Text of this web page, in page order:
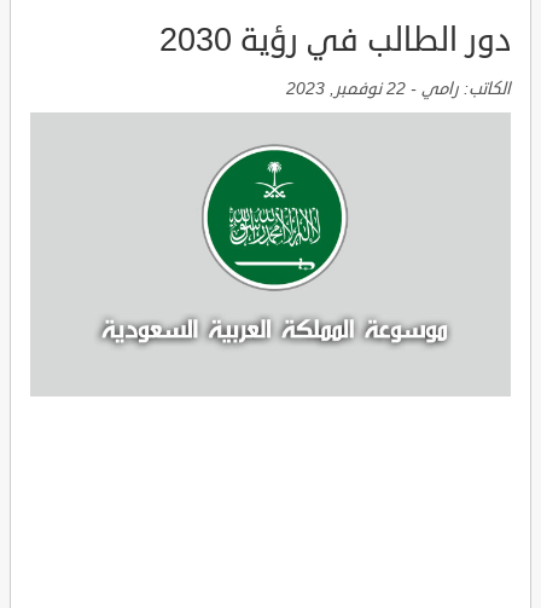
دور الطالب في رؤية 2030
الكاتب: رامي - 22 نوفمبر, 2023